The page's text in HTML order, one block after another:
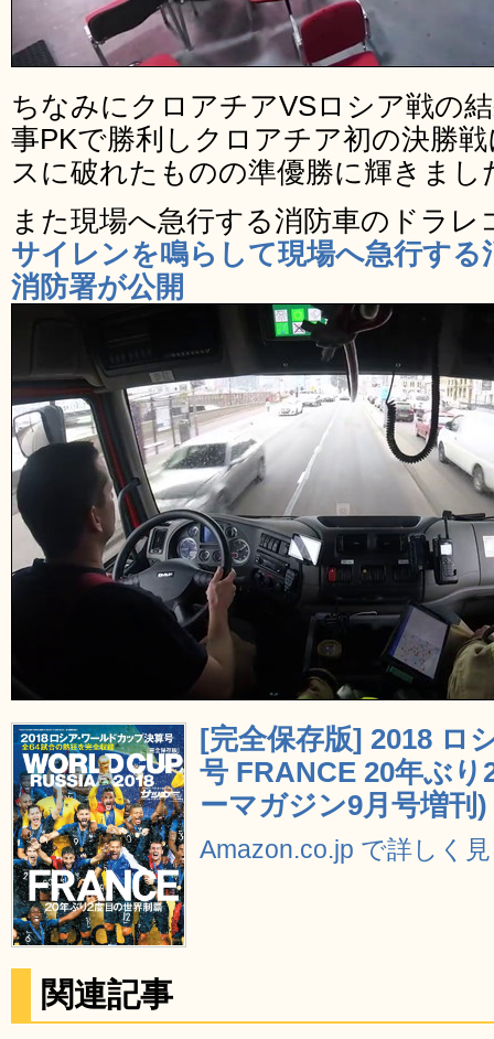
ちなみにクロアチアVSロシア戦の
事PKで勝利しクロアチア初の決勝
スに破れたものの準優勝に輝きまし
また現場へ急行する消防車のドラ
サイレンを鳴らして現場へ急行す
消防署が公開
[完全保存版] 2018 ロ
号 FRANCE 20年ぶ
ーマガジン9月号増刊)
Amazon.co.jp で詳しく
関連記事